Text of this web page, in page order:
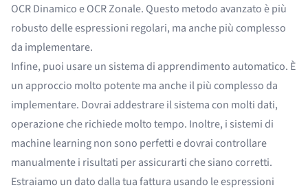
OCR DinamicoeOCR Zonale. Questo metodo avanzato è più
robusto delle espressioni regolari, ma anche più complesso
da implementare.
Infine, puoi usare un sistema di apprendimento automatico. È
un approccio molto potente ma anche il più complesso da
implementare. Dovrai addestrare il sistema con molti dati,
operazione che richiede molto tempo. Inoltre, i sistemi di
machine learning non sono perfetti e dovrai controllare
manualmente i risultati per assicurarti che siano corretti.
Estraiamo un dato dalla tua fattura usando le espressioni